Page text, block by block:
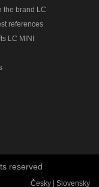
the brand LC
references
LC MINI
reserved
Česky Slovensky